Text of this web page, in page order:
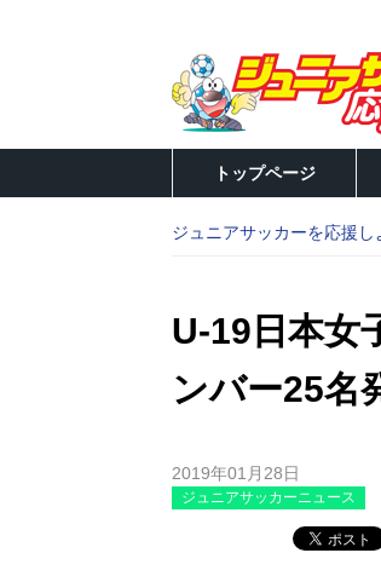
トップページ
ジュニアサッカーを応援し
U-19日本女
ンバー25名
2019年01月28日
ジュニアサッカーニュース